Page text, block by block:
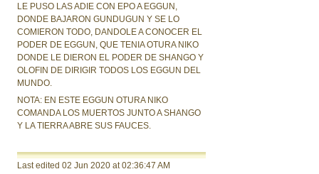
LE PUSO LAS ADIE CON EPO A EGGUN,
DONDE BAJARON GUNDUGUN Y SE LO
COMIERON TODO, DANDOLE A CONOCER EL
PODER DE EGGUN, QUE TENIA OTURA NIKO
DONDE LE DIERON EL PODER DE SHANGO Y
OLOFIN DE DIRIGIR TODOS LOS EGGUN DEL
MUNDO.
NOTA: EN ESTE EGGUN OTURA NIKO
COMANDA LOS MUERTOS JUNTO A SHANGO
Y LA TIERRA ABRE SUS FAUCES.
Last edited 02 Jun 2020at 02:36:47 AM